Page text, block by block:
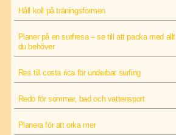
Håll koll på träningsformen
Planer på en surfresa – se till att packa med allt
du behöver
Res till costa rica för underbar surfing
Redo för sommar, bad och vattensport
Planera för att orka mer